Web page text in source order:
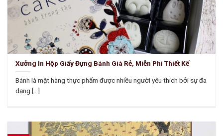
Xưởng In Hộp Giấy Đựng Bánh Giá Rẻ, Miễn Phí Thiết Kế
Bánh là mặt hàng thực phẩm được nhiều người yêu thích bởi sự đa
dạng [...]